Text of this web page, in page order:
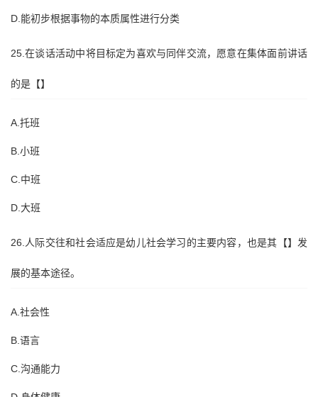
D.能初步根据事物的本质属性进行分类
25.在谈话活动中将目标定为喜欢与同伴交流，愿意在集体面前讲话
的是【】
A.托班
B.小班
C.中班
D.大班
26.人际交往和社会适应是幼儿社会学习的主要内容，也是其【】发
展的基本途径。
A.社会性
B.语言
C.沟通能力